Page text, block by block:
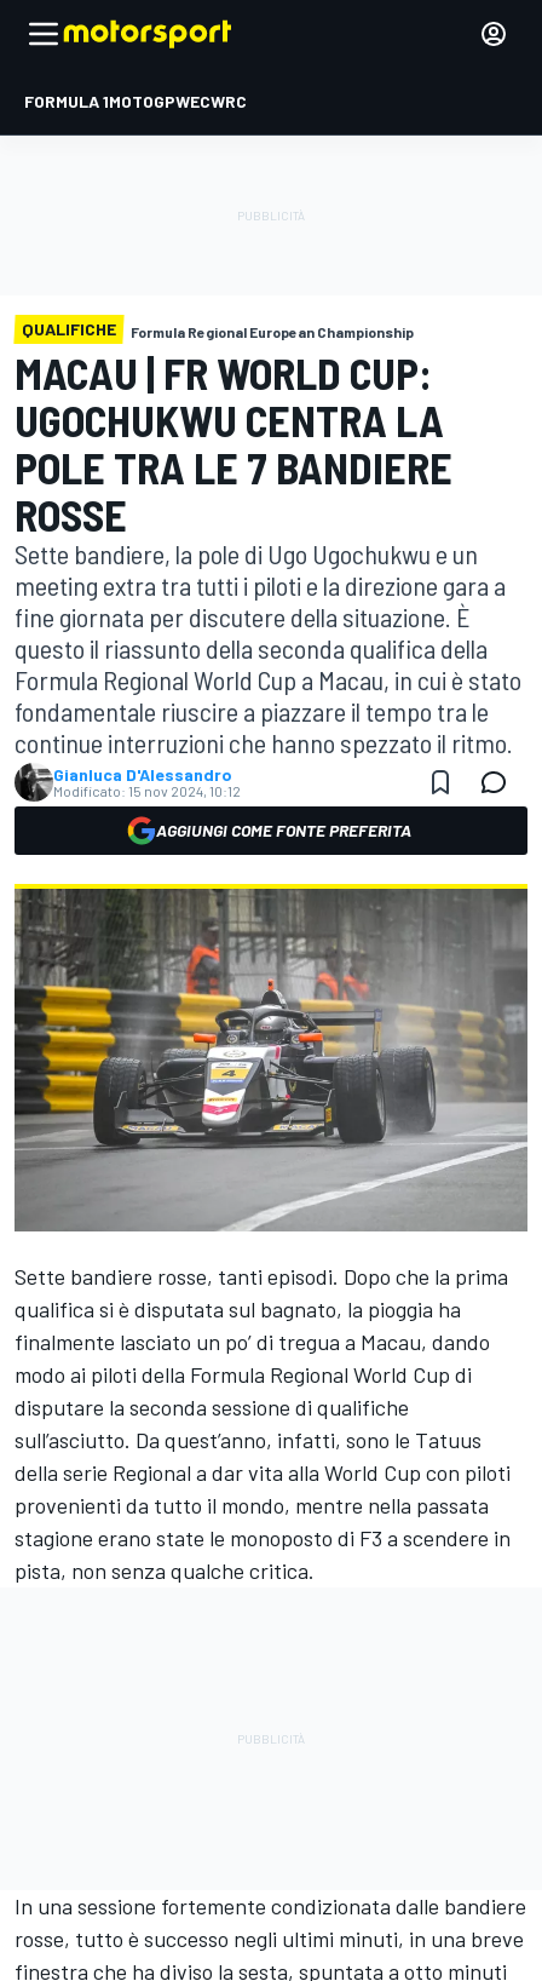
FORMULA 1MOTOGPWECWRC
QUALIFICHE Formula Regional European Championship
MACAU | FR WORLD CUP:
UGOCHUKWU CENTRA LA
POLE TRA LE 7 BANDIERE
ROSSE
Sette bandiere, la pole di Ugo Ugochukwu e un
meeting extra tra tutti i piloti e la direzione gara a
fine giornata per discutere della situazione. È
questo il riassunto della seconda qualifica della
Formula Regional World Cup a Macau, in cui è stato
fondamentale riuscire a piazzare il tempo tra le
continue interruzioni che hanno spezzato il ritmo.
Gianluca D'Alessandro
Modificato: 15 nov 2024, 10:12
AGGIUNGI COME FONTE PREFERITA
Sette bandiere rosse, tanti episodi. Dopo che la prima
qualifica si è disputata sul bagnato, la pioggia ha
finalmente lasciato un po’ di tregua a Macau, dando
modo ai piloti della Formula Regional World Cup di
disputare la seconda sessione di qualifiche
sull’asciutto. Da quest’anno, infatti, sono le Tatuus
della serie Regional a dar vita alla World Cup con piloti
provenienti da tutto il mondo, mentre nella passata
stagione erano state le monoposto di F3 a scendere in
pista, non senza qualche critica.
In una sessione fortemente condizionata dalle bandiere
rosse, tutto è successo negli ultimi minuti, in una breve
finestra che ha diviso la sesta, spuntata a otto minuti